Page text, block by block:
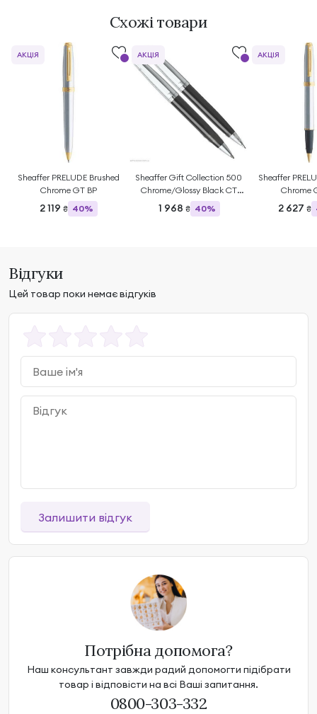
Схожі товари
Sheaffer PRELUDE Brushed
Chrome GT BP
2 119 ₴ 40%
АКЦІЯ
Sheaffer Gift Collection 500
Chrome/Glossy Black CT
BP+PCL
1 968 ₴ 40%
АКЦІЯ
Sheaffer
Chrome
2 627 ₴
АКЦІЯ
Відгуки
Цей товар поки немає відгуків
Залишити відгук
Потрібна допомога?
Наш консультант завжди радий допомогти підібрати
товар і відповісти на всі Ваші запитання.
0800-303-332